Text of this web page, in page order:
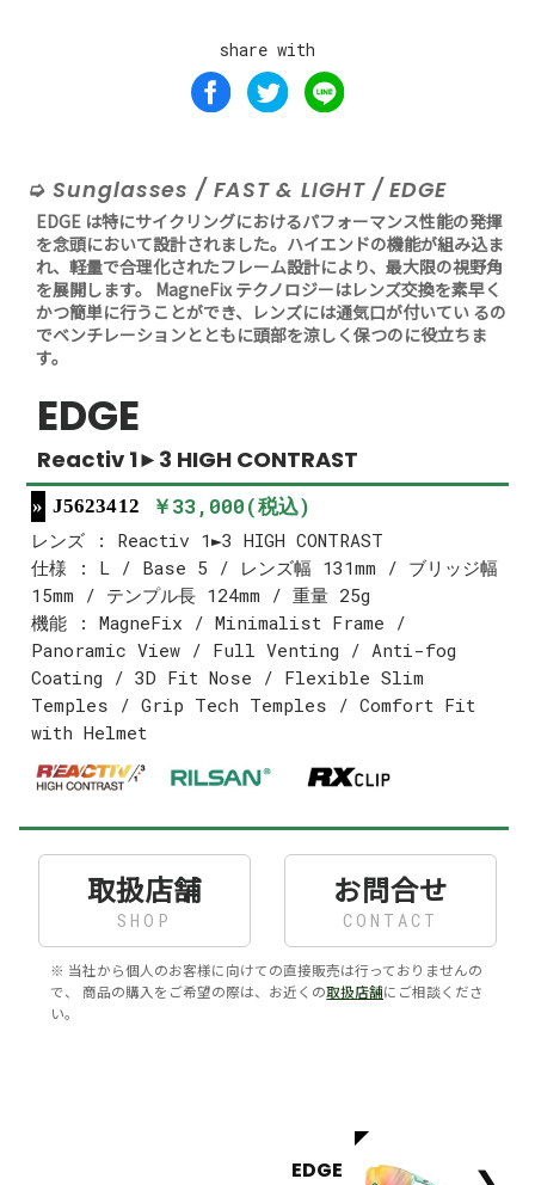
share with
Sunglasses / FAST & LIGHT / EDGE
EDGE は特にサイクリングにおけるパフォーマンス性能の発揮
を念頭において設計されました。ハイエンドの機能が組み込ま
れ、軽量で合理化されたフレーム設計により、最大限の視野角
を展開します。 MagneFix テクノロジーはレンズ交換を素早く
かつ簡単に行うことができ、レンズには通気口が付いてい るの
でベンチレーションとともに頭部を涼しく保つのに役立ちま
す。
EDGE
Reactiv 1►3 HIGH CONTRAST
J5623412 ￥33,000(税込)
レンズ : Reactiv 1►3 HIGH CONTRAST
仕様 : L / Base 5 / レンズ幅 131mm / ブリッジ幅
15mm / テンプル長 124mm / 重量 25g
機能 : MagneFix / Minimalist Frame /
Panoramic View / Full Venting / Anti-fog
Coating / 3D Fit Nose / Flexible Slim
Temples / Grip Tech Temples / Comfort Fit
with Helmet
取扱店舗
SHOP
お問合せ
CONTACT
※ 当社から個人のお客様に向けての直接販売は行っておりませんの
で、 商品の購入をご希望の際は、お近くの取扱店舗にご相談くださ
い。
EDGE